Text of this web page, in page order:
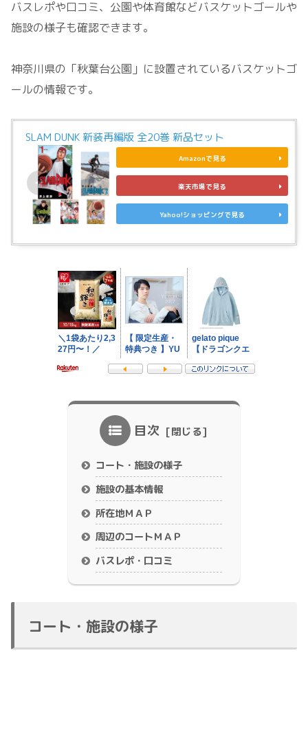
バスレポや口コミ、公園や体育館などバスケットゴールや
施設の様子も確認できます。
神奈川県の「秋葉台公園」に設置されているバスケットゴ
ールの情報です。
SLAM DUNK 新装再編版 全20巻 新品セット
Amazonで見る
楽天市場で見る
Yahoo!ショッピングで見る
目次
コート・施設の様子
施設の基本情報
所在地ＭＡＰ
周辺のコートＭＡＰ
バスレポ・口コミ
コート・施設の様子